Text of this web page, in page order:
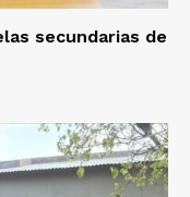
secundarias de